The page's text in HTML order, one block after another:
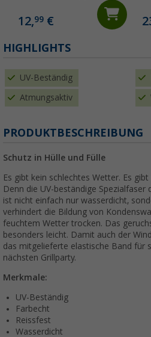
12,99 €
HIGHLIGHTS
UV-Beständig
Atmungsaktiv
PRODUKTBESCHREIBUNG
Schutz in Hülle und Fülle
Es gibt kein schlechtes Wetter. Es
Denn die UV-beständige Spezialfaser
ist nicht einfach nur wasserdicht,
verhindert die Bildung von
feuchtem Wetter trocken. Das
besonders leicht. Damit auch der
das mitgelieferte elastische Band für
nächsten Grillparty.
Merkmale:
UV-Beständig
Farbecht
Reissfest
Wasserdicht